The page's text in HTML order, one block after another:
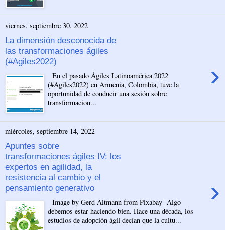
viernes, septiembre 30, 2022
La dimensión desconocida de
las transformaciones ágiles
(#Agiles2022)
›
En el pasado Ágiles Latinoamérica 2022
(#Agiles2022) en Armenia, Colombia, tuve la
oportunidad de conducir una sesión sobre
transformacion...
miércoles, septiembre 14, 2022
Apuntes sobre
transformaciones ágiles IV: los
expertos en agilidad, la
resistencia al cambio y el
pensamiento generativo
›
Image by Gerd Altmann from Pixabay Algo
debemos estar haciendo bien. Hace una década, los
estudios de adopción ágil decían que la cultu...